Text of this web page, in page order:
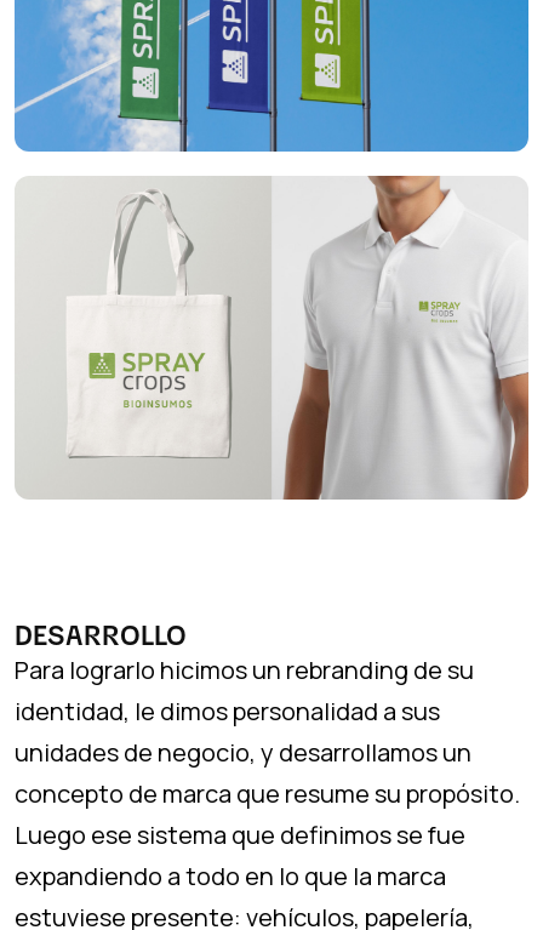
DESARROLLO
Para lograrlo hicimos un rebranding de su
identidad, le dimos personalidad a sus
unidades de negocio, y desarrollamos un
concepto de marca que resume su propósito.
Luego ese sistema que definimos se fue
expandiendo a todo en lo que la marca
estuviese presente: vehículos, papelería,